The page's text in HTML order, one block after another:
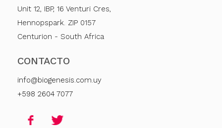
Unit 12, IBP, 16 Venturi Cres,
Hennopspark. ZIP 0157
Centurion - South Africa
CONTACTO
info@biogenesis.com.uy
+598 2604 7077